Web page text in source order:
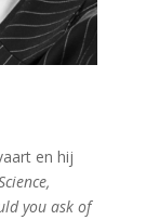
en hij
you ask of